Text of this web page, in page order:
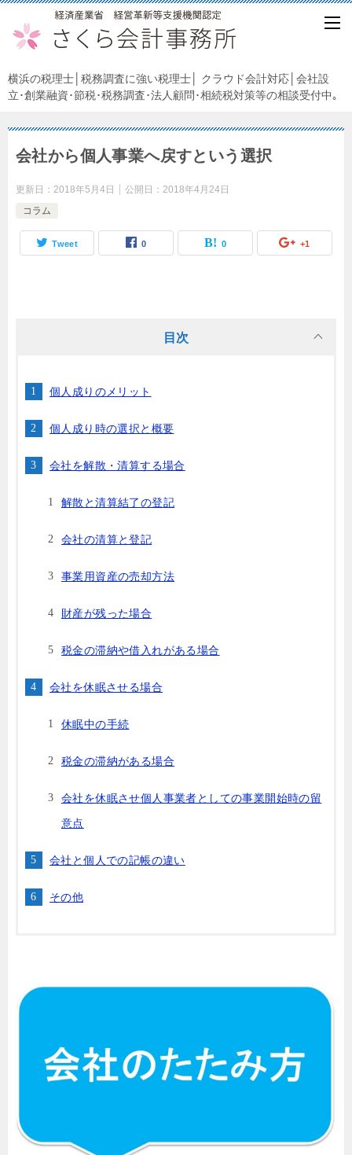
横浜の税理士│税務調査に強い税理士│ クラウド会計対応│会社設
立･創業融資･節税･税務調査･法人顧問･相続税対策等の相談受付中｡
会社から個人事業へ戻すという選択
更新日： 2018年5月4日 公開日： 2018年4月24日
コラム
Tweet 0 0 +1
目次
個人成りのメリット
個人成り時の選択と概要
会社を解散・清算する場合
解散と清算結了の登記
会社の清算と登記
事業用資産の売却方法
財産が残った場合
税金の滞納や借入れがある場合
会社を休眠させる場合
休眠中の手続
税金の滞納がある場合
会社を休眠させ個人事業者としての事業開始時の留
意点
会社と個人での記帳の違い
その他